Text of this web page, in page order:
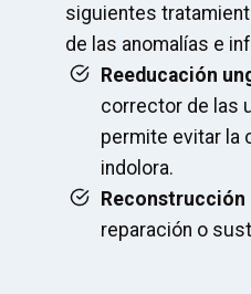
siguientes
de las anomalías e
Reeducación
corrector de las
permite evitar la
indolora.
Reconstrucción
reparación o